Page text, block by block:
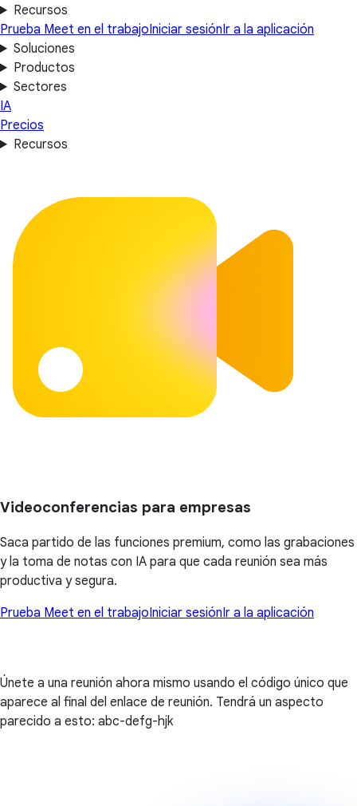
Recursos
Prueba Meet en el trabajoIniciar sesiónIr a la aplicación
Soluciones
Productos
Sectores
IA
Precios
Recursos
Videoconferencias para empresas
Saca partido de las funciones premium, como las grabaciones
y la toma de notas con IA para que cada reunión sea más
productiva y segura.
Prueba Meet en el trabajoIniciar sesiónIr a la aplicación
Únete a una reunión ahora mismo usando el código único que
aparece al final del enlace de reunión. Tendrá un aspecto
parecido a esto: abc-defg-hjk